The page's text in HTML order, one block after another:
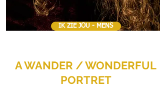
IK ZIE JOU - MENS
A WANDER / WONDERFUL
PORTRET